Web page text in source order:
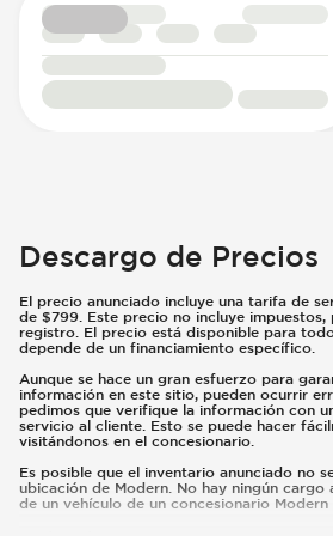
Descargo de Precios
El precio anunciado incluye una tarifa de
de $799. Este precio no incluye
registro. El precio está disponible para
depende de un financiamiento específico.
Aunque se hace un gran esfuerzo para
información en este sitio, pueden ocurrir
pedimos que verifique la información con
servicio al cliente. Esto se puede hacer
visitándonos en el concesionario.
Es posible que el inventario anunciado no
ubicación de Modern. No hay ningún
de un vehículo de un concesionario